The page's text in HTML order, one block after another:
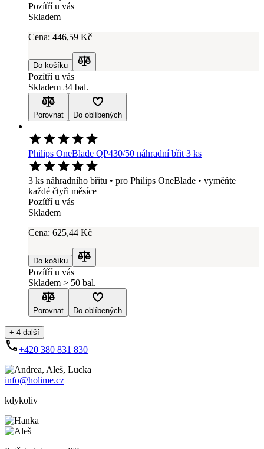
Pozítří u vás
Skladem
Cena: 446,59 Kč
Do košíku
Porovnat
Pozítří u vás
Skladem 34 bal.
Porovnat Do oblíbených
Philips OneBlade QP430/50 náhradní břit 3 ks
3 ks náhradního břitu • pro Philips OneBlade • vyměňte
každé čtyři měsíce
Pozítří u vás
Skladem
Cena: 625,44 Kč
Do košíku
Porovnat
Pozítří u vás
Skladem > 50 bal.
Porovnat Do oblíbených
+ 4 další
+420 380 831 830
info@holime.cz
kdykoliv